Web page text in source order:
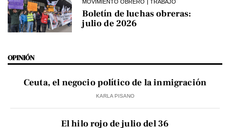
MOVIMIENTO OBRERO TRABAJO
Boletín de luchas obreras:
julio de 2026
OPINIÓN
Ceuta, el negocio político de la inmigración
KARLA PISANO
El hilo rojo de julio del 36